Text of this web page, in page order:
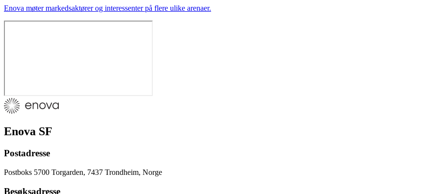
Enova møter markedsaktører og interessenter på flere ulike arenaer.
Enova SF
Postadresse
Postboks 5700 Torgarden, 7437 Trondheim, Norge
Besøksadresse